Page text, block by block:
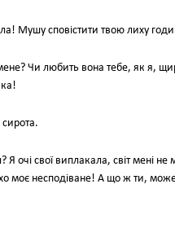
Мушу сповістити твою лиху
Чи любить вона тебе, як я,
очі свої виплакала, світ мені
моє несподіване! А що ж ти,